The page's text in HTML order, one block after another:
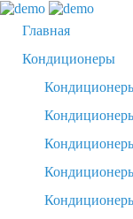
Главная
Кондиционеры